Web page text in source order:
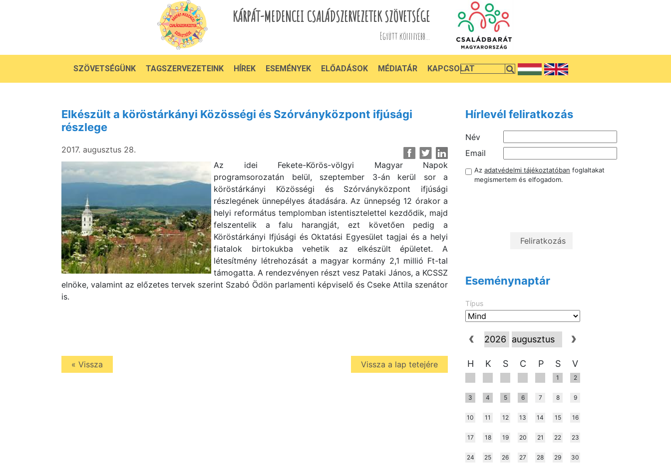
KÁRPÁT-MEDENCEI CSALÁDSZERVEZETEK SZÖVETSÉGE
Együtt könnyebb...
SZÖVETSÉGÜNK TAGSZERVEZETEINK HÍREK ESEMÉNYEK ELŐADÁSOK MÉDIATÁR KAPCSOLAT
Elkészült a köröstárkányi Közösségi és Szórványközpont ifjúsági
részlege
2017. augusztus 28.
Az idei Fekete-Körös-völgyi Magyar Napok
programsorozatán belül, szeptember 3-án kerül sor a
köröstárkányi Közösségi és Szórványközpont ifjúsági
részlegének ünnepélyes átadására. Az ünnepség 12 órakor a
helyi református templomban istentisztelettel kezdődik, majd
felszentelik a falu harangját, ezt követően pedig a
Köröstárkányi Ifjúsági és Oktatási Egyesület tagjai és a helyi
fiatalok birtokukba vehetik az elkészült épületet. A
létesítmény létrehozását a magyar kormány 2,1 millió Ft-tal
támogatta. A rendezvényen részt vesz Pataki János, a KCSSZ
elnöke, valamint az előzetes tervek szerint Szabó Ödön parlamenti képviselő és Cseke Attila szenátor
is.
« Vissza Vissza a lap tetejére
Hírlevél feliratkozás
Név
Email
Az adatvédelmi tájékoztatóban foglaltakat
megismertem és elfogadom.
Eseménynaptár
Típus
H K S C P S V
1 2
3 4 5 6 7 8 9
10 11 12 13 14 15 16
17 18 19 20 21 22 23
24 25 26 27 28 29 30